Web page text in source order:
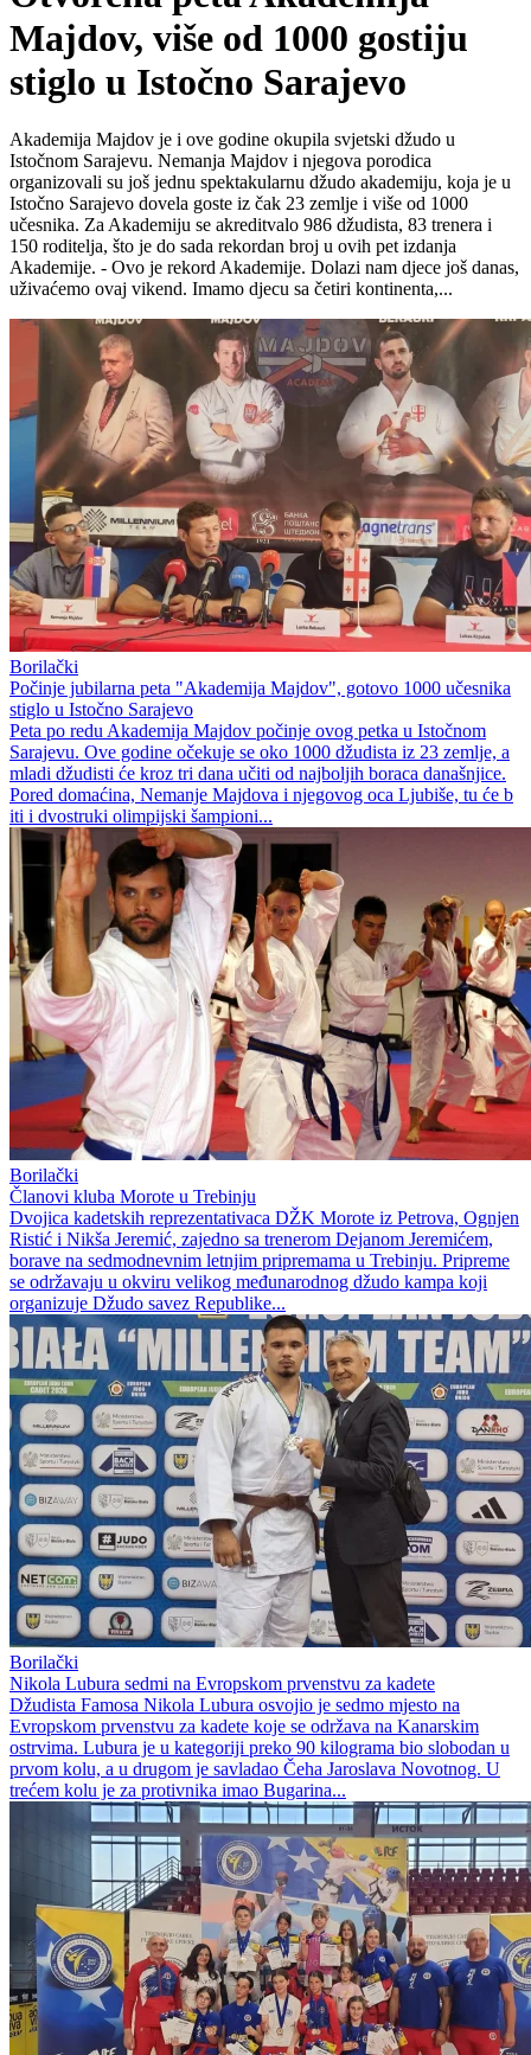
Majdov, više od 1000 gostiju
stiglo u Istočno Sarajevo
Akademija Majdov je i ove godine okupila svjetski džudo u
Istočnom Sarajevu. Nemanja Majdov i njegova porodica
organizovali su još jednu spektakularnu džudo akademiju, koja je u
Istočno Sarajevo dovela goste iz čak 23 zemlje i više od 1000
učesnika. Za Akademiju se akreditvalo 986 džudista, 83 trenera i
150 roditelja, što je do sada rekordan broj u ovih pet izdanja
Akademije. - Ovo je rekord Akademije. Dolazi nam djece još danas,
uživaćemo ovaj vikend. Imamo djecu sa četiri kontinenta,...
Borilački
Počinje jubilarna peta "Akademija Majdov", gotovo 1000 učesnika
stiglo u Istočno Sarajevo
Peta po redu Akademija Majdov počinje ovog petka u Istočnom
Sarajevu. Ove godine očekuje se oko 1000 džudista iz 23 zemlje, a
mladi džudisti će kroz tri dana učiti od najboljih boraca današnjice.
Pored domaćina, Nemanje Majdova i njegovog oca Ljubiše, tu će b
iti i dvostruki olimpijski šampioni...
Borilački
Članovi kluba Morote u Trebinju
Dvojica kadetskih reprezentativaca DŽK Morote iz Petrova, Ognjen
Ristić i Nikša Jeremić, zajedno sa trenerom Dejanom Jeremićem,
borave na sedmodnevnim letnjim pripremama u Trebinju. Pripreme
se održavaju u okviru velikog međunarodnog džudo kampa koji
organizuje Džudo savez Republike...
Borilački
Nikola Lubura sedmi na Evropskom prvenstvu za kadete
Džudista Famosa Nikola Lubura osvojio je sedmo mjesto na
Evropskom prvenstvu za kadete koje se održava na Kanarskim
ostrvima. Lubura je u kategoriji preko 90 kilograma bio slobodan u
prvom kolu, a u drugom je savladao Čeha Jaroslava Novotnog. U
trećem kolu je za protivnika imao Bugarina...